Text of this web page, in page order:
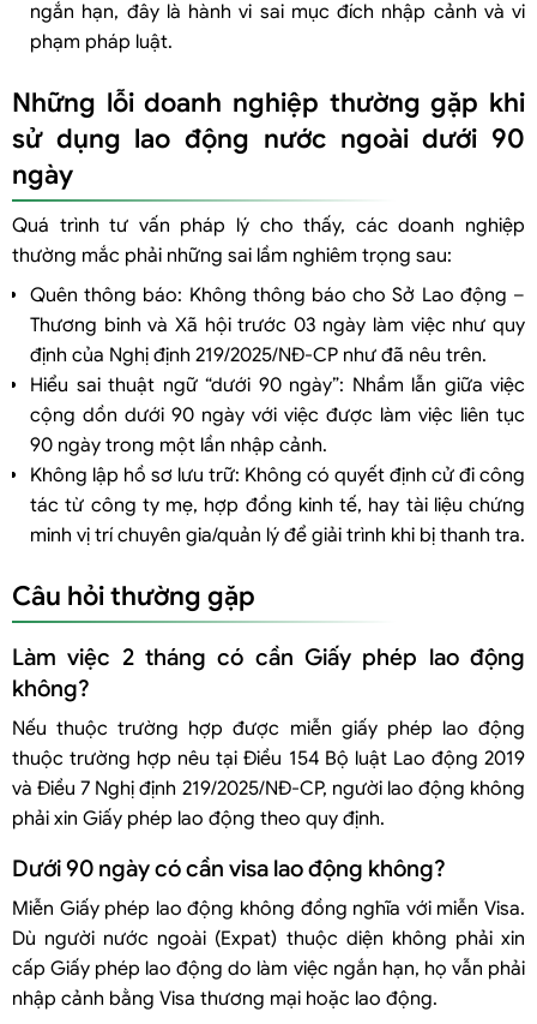
ngắn hạn, đây là hành vi sai mục đích nhập cảnh và vi
phạm pháp luật.
Những lỗi doanh nghiệp thường gặp khi
sử dụng lao động nước ngoài dưới 90
ngày
Quá trình tư vấn pháp lý cho thấy, các doanh nghiệp
thường mắc phải những sai lầm nghiêm trọng sau:
Quên thông báo: Không thông báo cho Sở Lao động –
Thương binh và Xã hội trước 03 ngày làm việc như quy
định của Nghị định 219/2025/NĐ-CP như đã nêu trên.
Hiểu sai thuật ngữ “dưới 90 ngày”: Nhầm lẫn giữa việc
cộng dồn dưới 90 ngày với việc được làm việc liên tục
90 ngày trong một lần nhập cảnh.
Không lập hồ sơ lưu trữ: Không có quyết định cử đi công
tác từ công ty mẹ, hợp đồng kinh tế, hay tài liệu chứng
minh vị trí chuyên gia/quản lý để giải trình khi bị thanh tra.
Câu hỏi thường gặp
Làm việc 2 tháng có cần Giấy phép lao động
không?
Nếu thuộc trường hợp được miễn giấy phép lao động
thuộc trường hợp nêu tại Điều 154 Bộ luật Lao động 2019
và Điều 7 Nghị định 219/2025/NĐ-CP, người lao động không
phải xin Giấy phép lao động theo quy định.
Dưới 90 ngày có cần visa lao động không?
Miễn Giấy phép lao động không đồng nghĩa với miễn Visa.
Dù người nước ngoài (Expat) thuộc diện không phải xin
cấp Giấy phép lao động do làm việc ngắn hạn, họ vẫn phải
nhập cảnh bằng Visa thương mại hoặc lao động.